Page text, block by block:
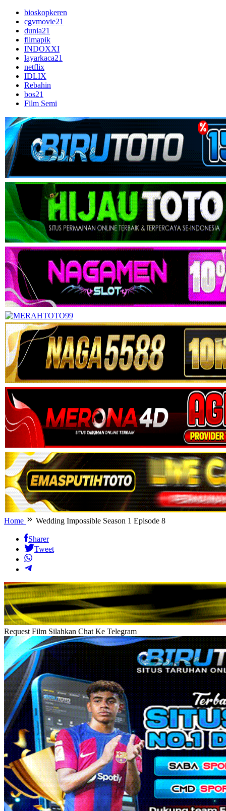
bioskopkeren
cgvmovie21
dunia21
filmapik
INDOXXI
layarkaca21
netflix
IDLIX
Rebahin
bos21
Film Semi
Home Wedding Impossible Season 1 Episode 8
Sharer
Tweet
Request Film Silahkan Chat Ke Telegram